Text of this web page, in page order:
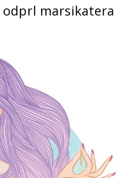
odprl marsikatera